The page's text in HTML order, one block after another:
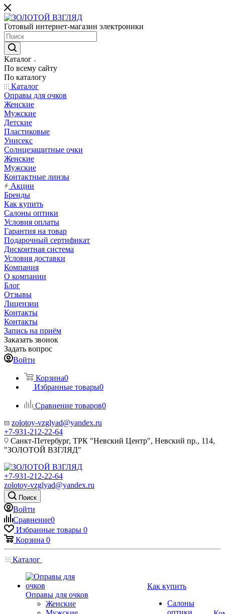
Готовый интернет-магазин электроники
Каталог
По всему сайту
По каталогу
Каталог
Оправы для очков
Женские
Мужские
Детские
Пластиковые
Унисекс
Солнцезащитные очки
Женские
Мужские
Контактные линзы
Акции
Бренды
Как купить
Салоны оптики
Условия оплаты
Гарантия на товар
Подарочный сертификат
Дисконтная система
Условия доставки
Компания
О компании
Блог
Отзывы
Лицензии
Контакты
Контакты
Запись на приём
Заказать звонок
Задать вопрос
Войти
Корзина0
Избранные товары0
Сравнение товаров0
zolotoy-vzglyad@yandex.ru
+7-931-212-22-64
Санкт-Петербург, ТРК "Невский Центр", Невский пр., 114,
"ЗОЛОТОЙ ВЗГЛЯД"
+7-931-212-22-64
zolotoy-vzglyad@yandex.ru
Поиск
Войти
Сравнение0
Избранные товары 0
Корзина 0
Каталог
Оправы для очков
Женские
Как купить
Салоны
оптики